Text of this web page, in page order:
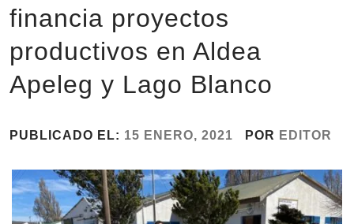
financia proyectos
productivos en Aldea
Apeleg y Lago Blanco
PUBLICADO EL: 15 ENERO, 2021 POR EDITOR